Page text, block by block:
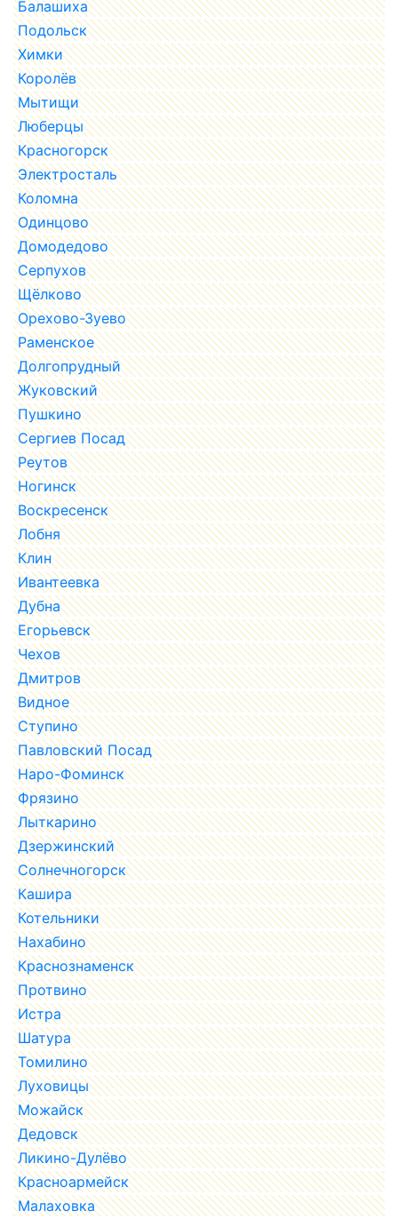
Балашиха
Подольск
Химки
Королёв
Мытищи
Люберцы
Красногорск
Электросталь
Коломна
Одинцово
Домодедово
Серпухов
Щёлково
Орехово-Зуево
Раменское
Долгопрудный
Жуковский
Пушкино
Сергиев Посад
Реутов
Ногинск
Воскресенск
Лобня
Клин
Ивантеевка
Дубна
Егорьевск
Чехов
Дмитров
Видное
Ступино
Павловский Посад
Наро-Фоминск
Фрязино
Лыткарино
Дзержинский
Солнечногорск
Кашира
Котельники
Нахабино
Краснознаменск
Протвино
Истра
Шатура
Томилино
Луховицы
Можайск
Дедовск
Ликино-Дулёво
Красноармейск
Малаховка